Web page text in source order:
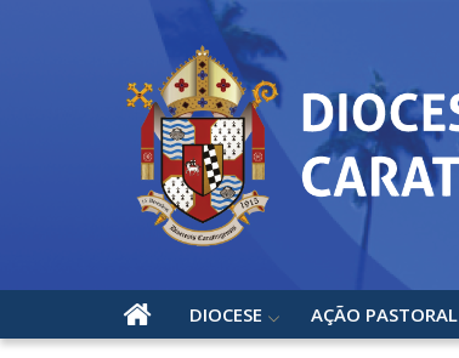
DIOCESE AÇÃO PASTORAL